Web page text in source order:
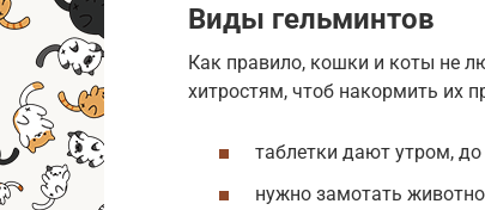
Виды гельминтов
Как правило, кошки и коты не
хитростям, чтоб накормить их
таблетки дают утром,
нужно замотать